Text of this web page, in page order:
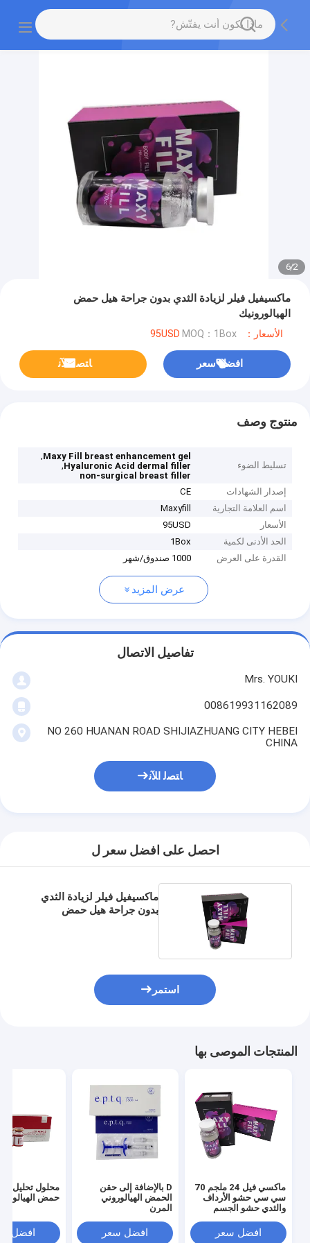
2
/
6
ماكسيفيل فيلر لزيادة الثدي بدون جراحة هيل حمض
الهيالورونيك
الأسعار：95USD MOQ：1Box
افضل سعر ﺎﺘﺼﻟ ﺍﻶﻧ
منتوج وصف
تسليط الضوء
Maxy Fill breast enhancement gel
,
Hyaluronic Acid dermal filler
,
non-surgical breast filler
إصدار الشهادات
CE
اسم العلامة التجارية
Maxyfill
الأسعار
95USD
الحد الأدنى لكمية
1Box
القدرة على العرض
1000 صندوق/شهر
عرض المزيد
تفاصيل الاتصال
Mrs. YOUKI
008619931162089
NO 260 HUANAN ROAD SHIJIAZHUANG CITY HEBEI
CHINA
ﺎﺘﺼﻟ ﺍﻶﻧ
احصل على افضل سعر ل
ماكسيفيل فيلر لزيادة الثدي
بدون جراحة هيل حمض
استمر
المنتجات الموصى بها
ماكسي فيل 24 ملجم 70
سي سي حشو الأرداف
والثدي حشو الجسم
افضل سعر
D بالإضافة إلى حقن
الحمض الهيالوروني
المرن
افضل سعر
محلول تحليل
حمض
افضل